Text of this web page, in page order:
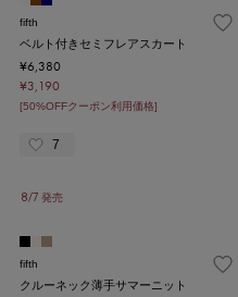
fifth
ベルト付きセミフレアスカート
¥6,380
¥3,190
[50%OFFクーポン利用価格]
7
8/7 発売
fifth
クルーネック薄手サマーニット